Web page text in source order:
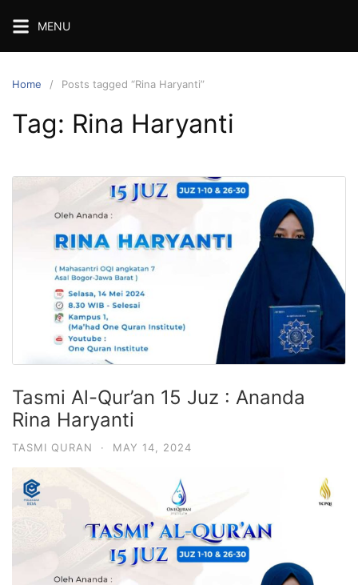
content
MENU
Home Posts tagged “Rina Haryanti”
Tag: Rina Haryanti
Tasmi Al-Qur’an 15 Juz : Ananda
Rina Haryanti
TASMI QURAN · MAY 14, 2024